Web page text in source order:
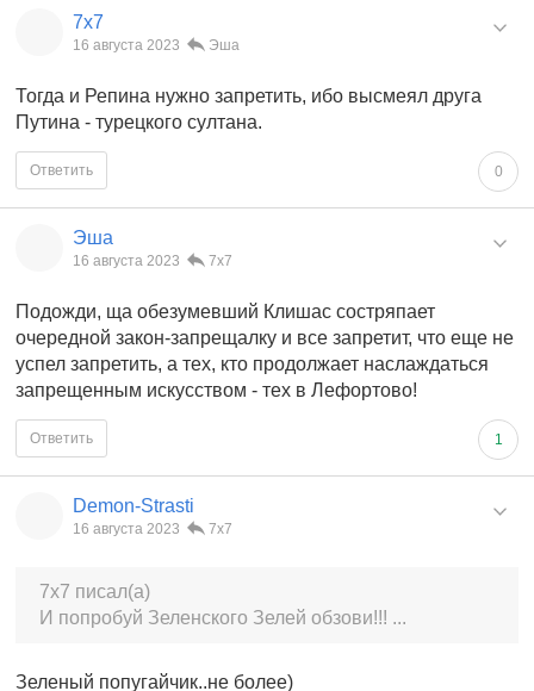
7x7
16 августа 2023 Эша
Тогда и Репина нужно запретить, ибо высмеял друга
Путина - турецкого султана.
0
Ответить
Эша
16 августа 2023 7x7
Подожди, ща обезумевший Клишас состряпает
очередной закон-запрещалку и все запретит, что еще не
успел запретить, а тех, кто продолжает наслаждаться
запрещенным искусством - тех в Лефортово!
1
Ответить
Demon-Strasti
16 августа 2023 7x7
7x7 писал(а)
И попробуй Зеленского Зелей обзови!!! ...
Зеленый попугайчик..не более)